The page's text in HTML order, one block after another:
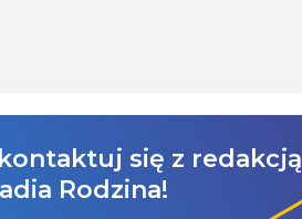
się z redakcją
Rodzina!